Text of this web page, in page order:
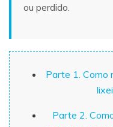
ou perdido.
Parte 1. Como
Parte 2.